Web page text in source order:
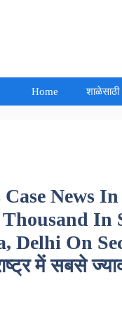
Home शाळेसाठी
News
Thousand In
On
में सबसे